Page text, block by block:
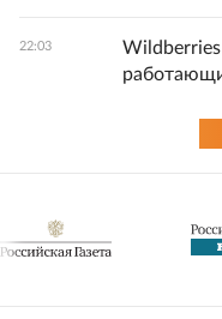
22:03